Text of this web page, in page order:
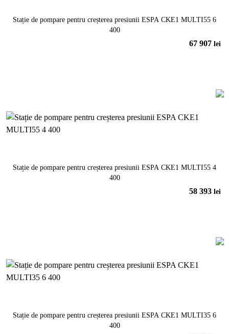
Stație de pompare pentru creșterea presiunii ESPA CKE1 MULTI55 6
400
67 907 lei
Stație de pompare pentru creșterea presiunii ESPA CKE1 MULTI55 4
400
58 393 lei
Stație de pompare pentru creșterea presiunii ESPA CKE1 MULTI35 6
400